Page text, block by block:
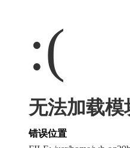
:(
无法加载模
错误位置